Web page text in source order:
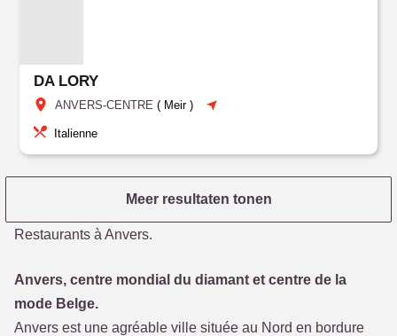
DA LORY
ANVERS-CENTRE ( Meir )
Italienne
Meer resultaten tonen
Restaurants à Anvers.
Anvers, centre mondial du diamant et centre de la
mode Belge.
Anvers est une agréable ville située au Nord en bordure